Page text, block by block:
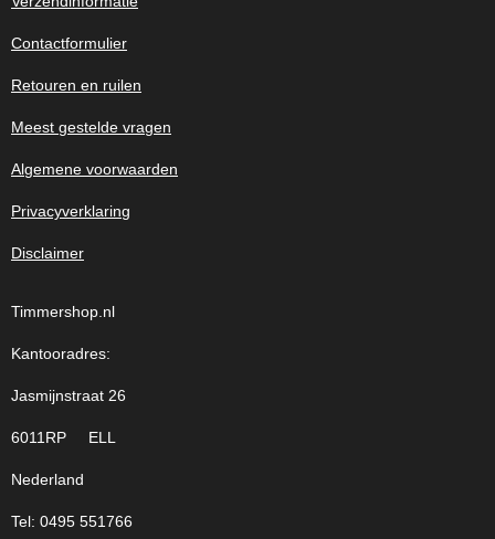
Contactformulier
Retouren en ruilen
Meest gestelde vragen
Algemene voorwaarden
Privacyverklaring
Disclaimer
Timmershop.nl
Kantooradres:
Jasmijnstraat 26
6011RP ELL
Nederland
Tel: 0495 551766